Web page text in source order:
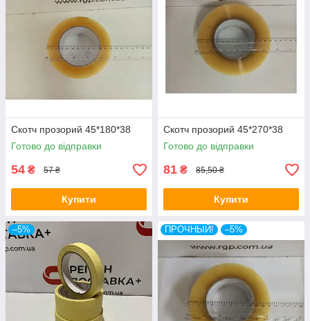
Скотч прозорий 45*180*38
Готово до відправки
54 ₴ 57 ₴
Купити
Скотч прозорий 45*270*38
Готово до відправки
81 ₴ 85,50 ₴
Купити
–5% ПРОЧНЫЙ! –5%